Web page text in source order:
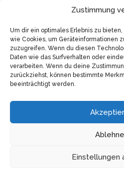
Zustimmung
Um dir ein optimales Erlebnis zu
wie Cookies, um Geräteinformationen
zuzugreifen. Wenn du diesen
Daten wie das Surfverhalten oder
verarbeiten. Wenn du deine
zurückziehst, können bestimmte
beeinträchtigt werden.
Einstellungen
PDF Download
So erreichen Sie